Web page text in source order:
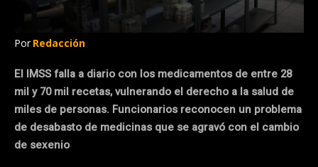
Por Redacción
El IMSS falla a diario con los medicamentos de entre 28
mil y 70 mil recetas, vulnerando el derecho a la salud de
miles de personas. Funcionarios reconocen un problema
de desabasto de medicinas que se agravó con el cambio
de sexenio